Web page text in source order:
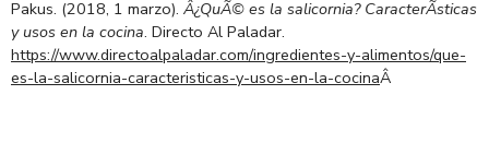
Pakus. (2018, 1 marzo). Â¿QuÃ© es la salicornia? CaracterÃ­sticas
y usos en la cocina. Directo Al Paladar.
https://www.directoalpaladar.com/ingredientes-y-alimentos/que-
es-la-salicornia-caracteristicas-y-usos-en-la-cocinaÂ